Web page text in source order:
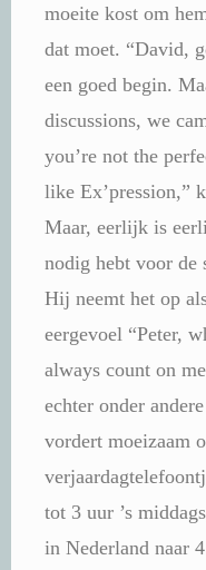
moeite kost om
dat moet. “David,
een goed begin.
discussions, we
you’re not the
like Ex’pression,”
Maar, eerlijk is
nodig hebt voor de
Hij neemt het op
eergevoel “Peter,
always count on
echter onder
vordert moeizaam
tot 3 uur ’s
in Nederland naar